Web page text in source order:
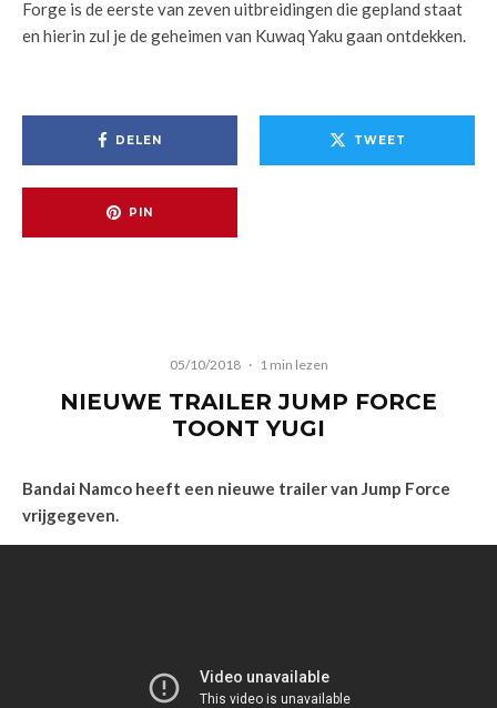
Forge is de eerste van zeven uitbreidingen die gepland staat
en hierin zul je de geheimen van Kuwaq Yaku gaan ontdekken.
DELEN TWEET
PIN
05/10/2018 · 1 min lezen
NIEUWE TRAILER JUMP FORCE
TOONT YUGI
Bandai Namco heeft een nieuwe trailer van Jump Force
vrijgegeven.